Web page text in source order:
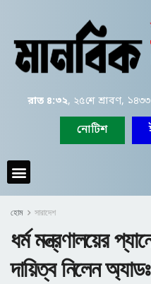
রাত ৪:৩২, ২৫শে শ্রাবণ,
নোটিশ
হোম সারাদেশ
ধর্ম মন্ত্রণালয়ের
দায়িত্ব নিলেন